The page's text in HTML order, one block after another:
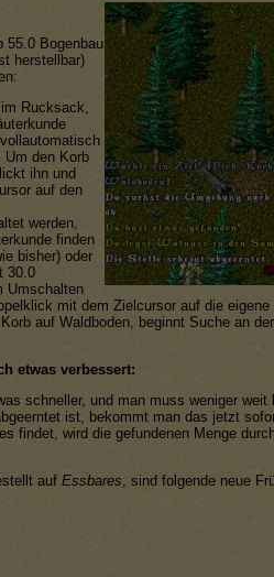
55.0 Bogenbau
herstellbar)
Rucksack,
Um den Korb
ihn und
auf den
werden,
finden
bisher) oder
30.0
Umschalten
mit dem Zielcursor auf die eigene
auf Waldboden, beginnt Suche an
etwas verbessert:
schneller, und man muss weniger
ist, bekommt man das jetzt
findet, wird die gefundenen Menge
auf Essbares , sind folgende neue